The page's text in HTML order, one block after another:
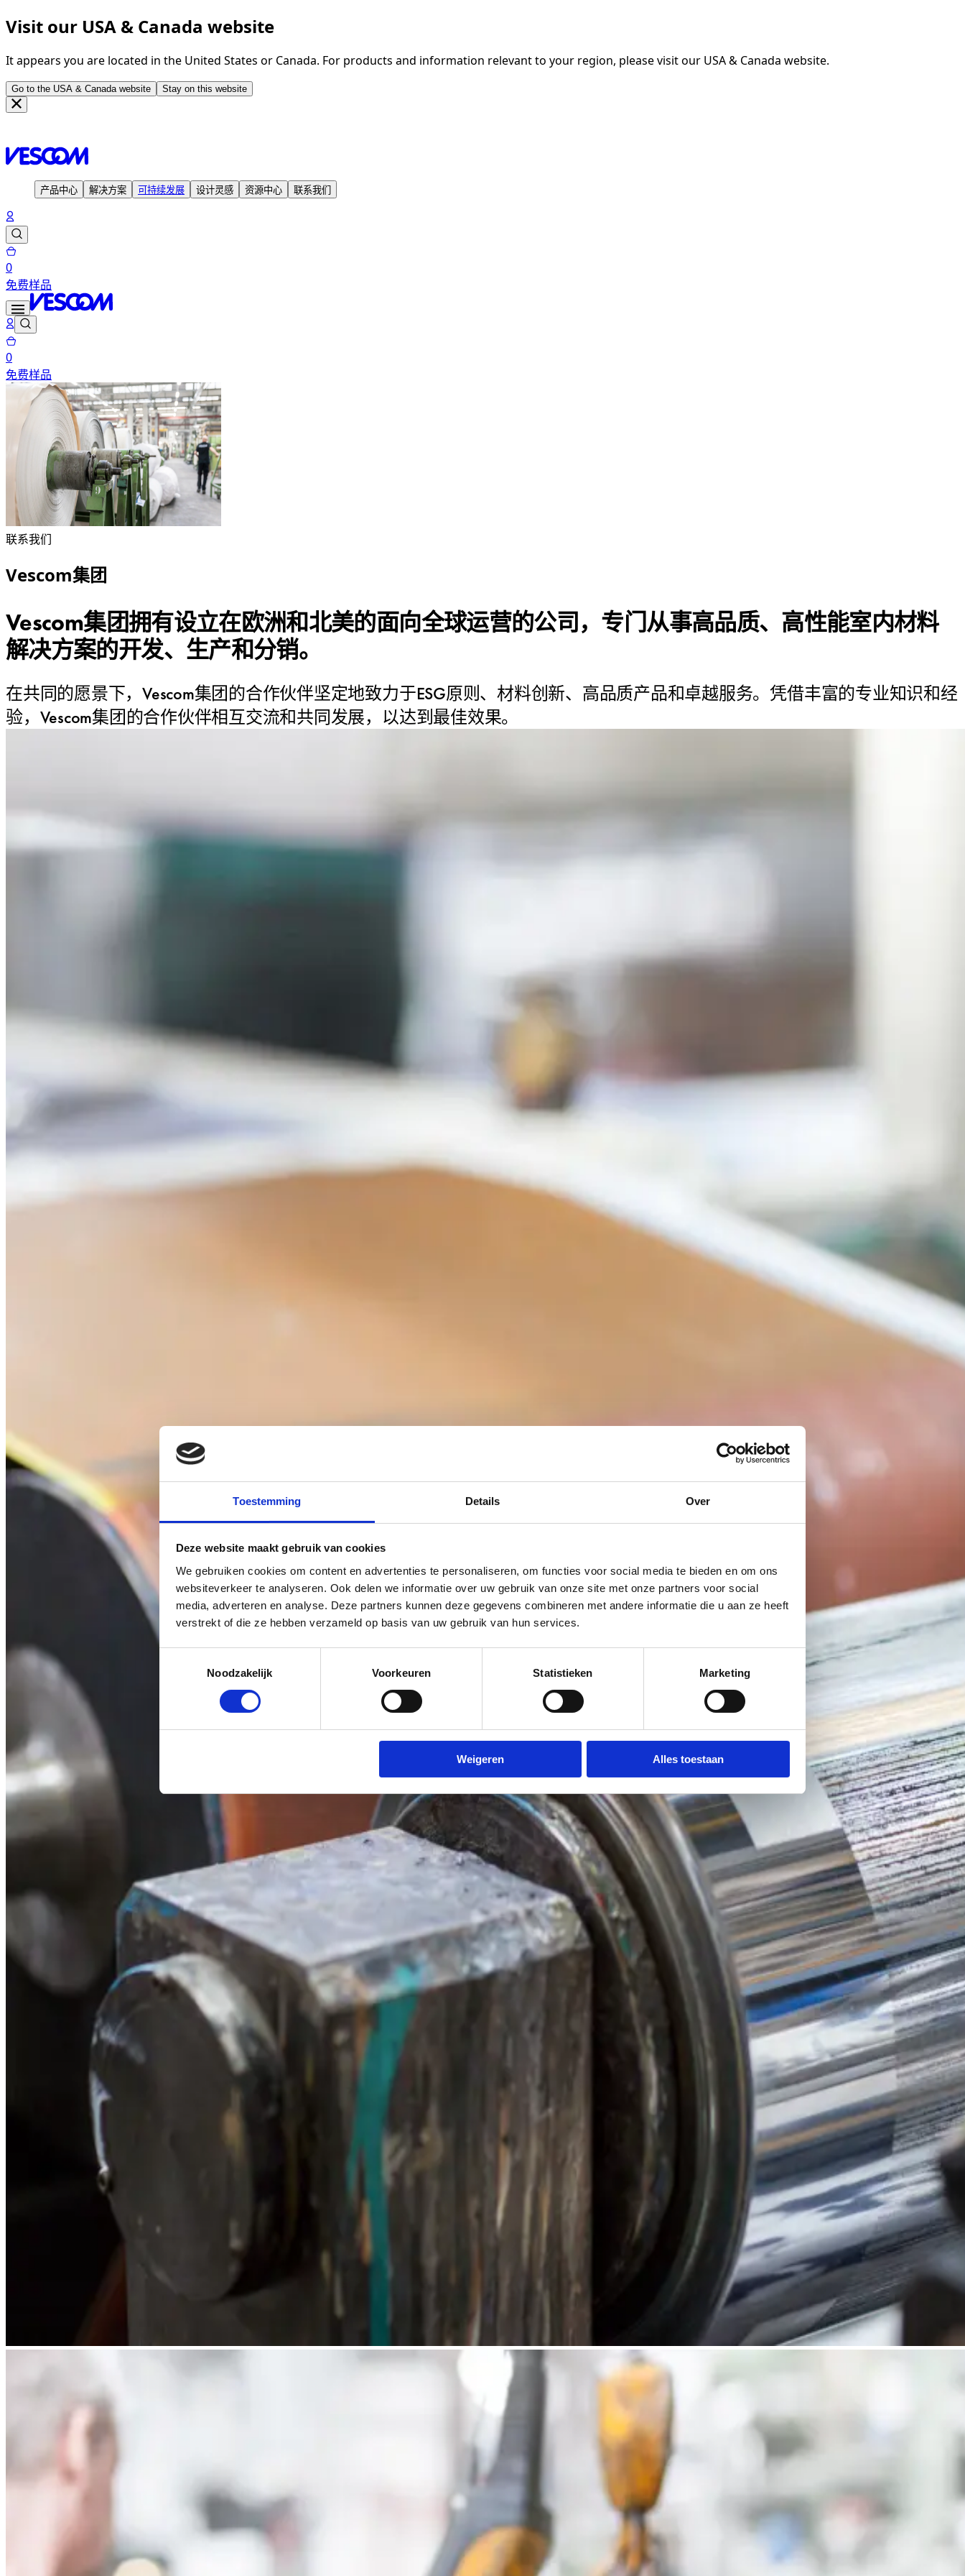
Toestemming Details Over
Deze website maakt gebruik van cookies
We gebruiken cookies om content en advertenties te personaliseren, om functies voor social media te bieden en om ons
websiteverkeer te analyseren. Ook delen we informatie over uw gebruik van onze site met onze partners voor social
media, adverteren en analyse. Deze partners kunnen deze gegevens combineren met andere informatie die u aan ze heeft
verstrekt of die ze hebben verzameld op basis van uw gebruik van hun services.
Noodzakelijk
Voorkeuren Statistieken Marketing
Weigeren Alles toestaan
Visit our USA & Canada website
It appears you are located in the United States or Canada. For products and information relevant to your region, please visit our USA & Canada website.
Go to the USA & Canada website Stay on this website
产品中心 解决方案 可持续发展 设计灵感 资源中心 联系我们
0
免费样品
0
免费样品
联系我们
Vescom集团
Vescom集团拥有设立在欧洲和北美的面向全球运营的公司，专门从事高品质、高性能室内材料
解决方案的开发、生产和分销。
在共同的愿景下，Vescom集团的合作伙伴坚定地致力于ESG原则、材料创新、高品质产品和卓越服务。凭借丰富的专业知识和经
验，Vescom集团的合作伙伴相互交流和共同发展，以达到最佳效果。